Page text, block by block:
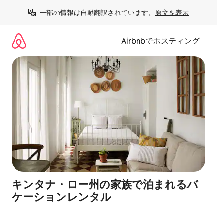
一部の情報は自動翻訳されています。 原文を表示
Airbnbでホスティング
キンタナ・ロー州の家族で泊まれるバ
ケーションレンタル